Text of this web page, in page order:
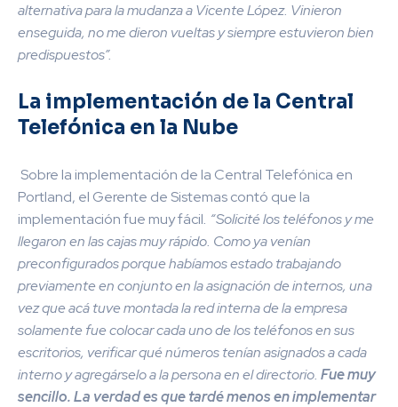
alternativa para la mudanza a Vicente López. Vinieron
enseguida, no me dieron vueltas y siempre estuvieron bien
predispuestos”.
La implementación de la Central
Telefónica en la Nube
Sobre la implementación de la Central Telefónica en
Portland, el Gerente de Sistemas contó que la
implementación fue muy fácil. “Solicité los teléfonosy me
llegaron en las cajas muy rápido. Como ya venían
preconfigurados porque habíamos estado trabajando
previamente en conjunto en la asignación de internos, una
vez que acá tuve montada la red interna de la empresa
solamente fue colocar cada uno de los teléfonos en sus
escritorios, verificar qué números tenían asignados a cada
interno y agregárselo a la persona en el directorio. Fue muy
sencillo. La verdad es que tardé menos en implementar